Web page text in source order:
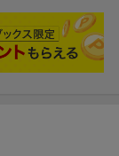
ーン/ピアノ/ベー